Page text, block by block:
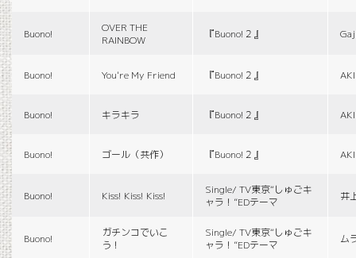
Buono!
OVER THE
RAINBOW
『Buono!２』
Buono! You're My Friend 『Buono!２』
Buono! キラキラ 『Buono!２』
Buono! ゴール（共作） 『Buono!２』
Buono! Kiss! Kiss! Kiss!
Single/ TV東京“しゅごキ
ャラ！”EDテーマ
井
Buono!
ガチンコでいこ
う！
Single/ TV東京“しゅごキ
ャラ！”EDテーマ
ム